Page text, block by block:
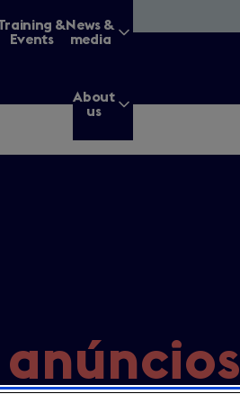
&
Events
News &
media
About
us